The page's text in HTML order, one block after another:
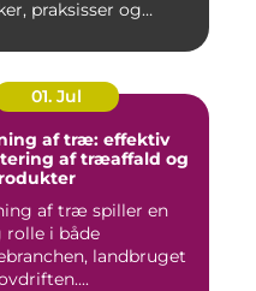
praksisser og
01. Jul
af træ: effektiv
af træaffald og
af træ spiller en
i både
landbruget